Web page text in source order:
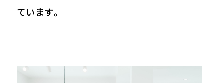
ています。